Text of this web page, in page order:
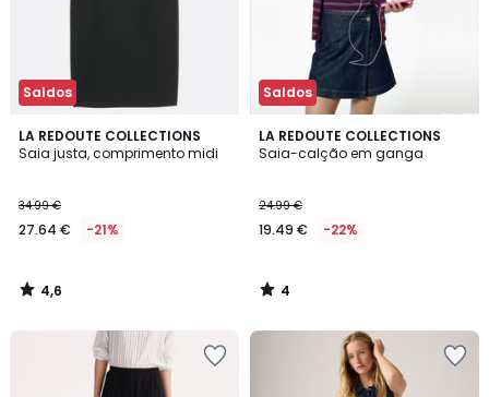
Saldos
LA REDOUTE COLLECTIONS
Saia justa, comprimento midi
34.99 €
27.64 € -21%
4,6
/ 5
4,6
/
Saldos
LA REDOUTE COLLECTIONS
Saia-calção em ganga
24.99 €
19.49 € -22%
4
/
4
/